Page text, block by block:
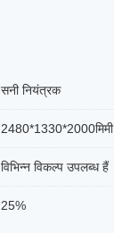
सनी नियंत्रक
2480*1330*2000मिमी
विभिन्न विकल्प उपलब्ध हैं
25%